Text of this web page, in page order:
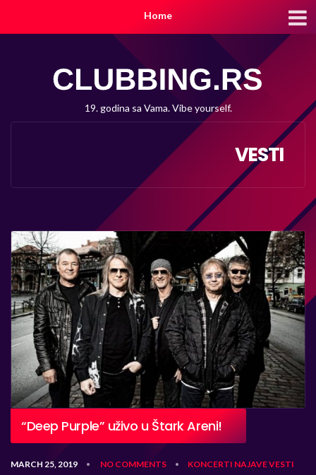
Home
19. godina sa Vama. Vibe yourself.
VESTI
“Deep Purple” uživo u Štark Areni!
MARCH 25, 2019 • NO COMMENTS • KONCERTI NAJAVEVESTI